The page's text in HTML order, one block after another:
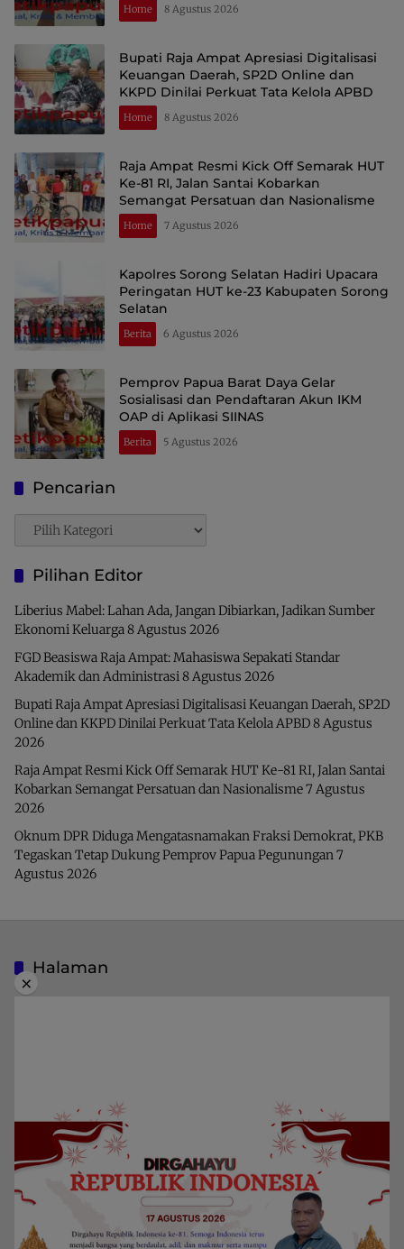
Home 8 Agustus 2026
Bupati Raja Ampat Apresiasi Digitalisasi
Keuangan Daerah, SP2D Online dan
KKPD Dinilai Perkuat Tata Kelola APBD
Home 8 Agustus 2026
Raja Ampat Resmi Kick Off Semarak HUT
Ke-81 RI, Jalan Santai Kobarkan
Semangat Persatuan dan Nasionalisme
Home 7 Agustus 2026
Kapolres Sorong Selatan Hadiri Upacara
Peringatan HUT ke-23 Kabupaten Sorong
Selatan
Berita 6 Agustus 2026
Pemprov Papua Barat Daya Gelar
Sosialisasi dan Pendaftaran Akun IKM
OAP di Aplikasi SIINAS
Berita 5 Agustus 2026
Pencarian
Pencarian
Pilihan Editor
Liberius Mabel: Lahan Ada, Jangan Dibiarkan, Jadikan Sumber
Ekonomi Keluarga8 Agustus 2026
FGD Beasiswa Raja Ampat: Mahasiswa Sepakati Standar
Akademik dan Administrasi8 Agustus 2026
Bupati Raja Ampat Apresiasi Digitalisasi Keuangan Daerah, SP2D
Online dan KKPD Dinilai Perkuat Tata Kelola APBD8 Agustus
2026
Raja Ampat Resmi Kick Off Semarak HUT Ke-81 RI, Jalan Santai
Kobarkan Semangat Persatuan dan Nasionalisme7 Agustus
2026
Oknum DPR Diduga Mengatasnamakan Fraksi Demokrat, PKB
Tegaskan Tetap Dukung Pemprov Papua Pegunungan7
Agustus 2026
Halaman
Kategori
Berita
Home
Papua Barat Daya
×